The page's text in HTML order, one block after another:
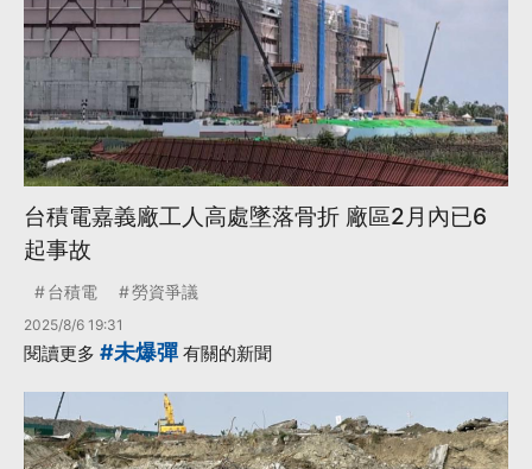
台積電嘉義廠工人高處墜落骨折 廠區2月內已6
起事故
台積電 勞資爭議
2025/8/6 19:31
閱讀更多 #未爆彈 有關的新聞